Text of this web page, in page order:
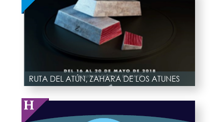
RUTA DEL ATÚN, ZAHARA DE LOS ATUNES